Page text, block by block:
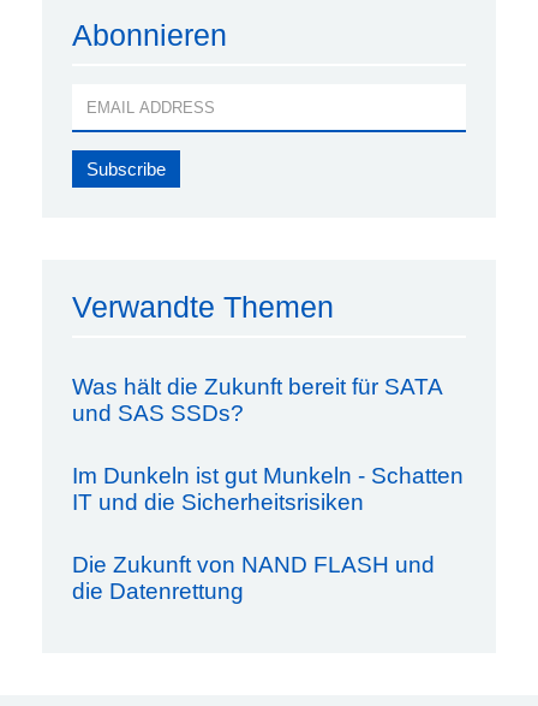
Abonnieren
Verwandte Themen
Was hält die Zukunft bereit für SATA
und SAS SSDs?
Im Dunkeln ist gut Munkeln - Schatten
IT und die Sicherheitsrisiken
Die Zukunft von NAND FLASH und
die Datenrettung